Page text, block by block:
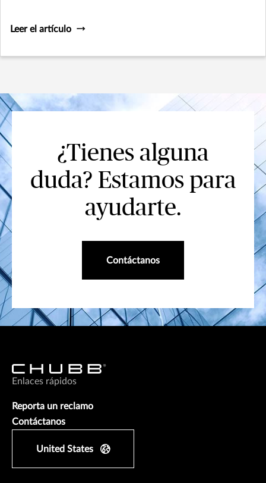
Leer el artículo
¿Tienes alguna
duda? Estamos para
ayudarte.
Contáctanos
Enlaces rápidos
Reporta un reclamo
Contáctanos
United States